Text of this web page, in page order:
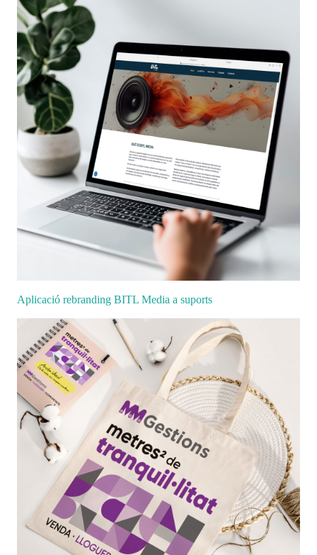
Aplicació rebranding BITL Media a suports